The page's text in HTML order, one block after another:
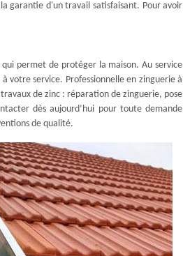
garantie d'un travail satisfaisant. Pour avoir
permet de protéger la maison. Au service
votre service. Professionnelle en zinguerie à
de zinc : réparation de zinguerie, pose
dès aujourd’hui pour toute demande
de qualité.